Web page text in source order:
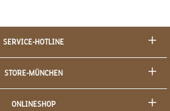
SERVICE-HOTLINE
STORE-MÜNCHEN
ONLINESHOP